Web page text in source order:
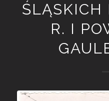
ŚLĄSKICH
R. I